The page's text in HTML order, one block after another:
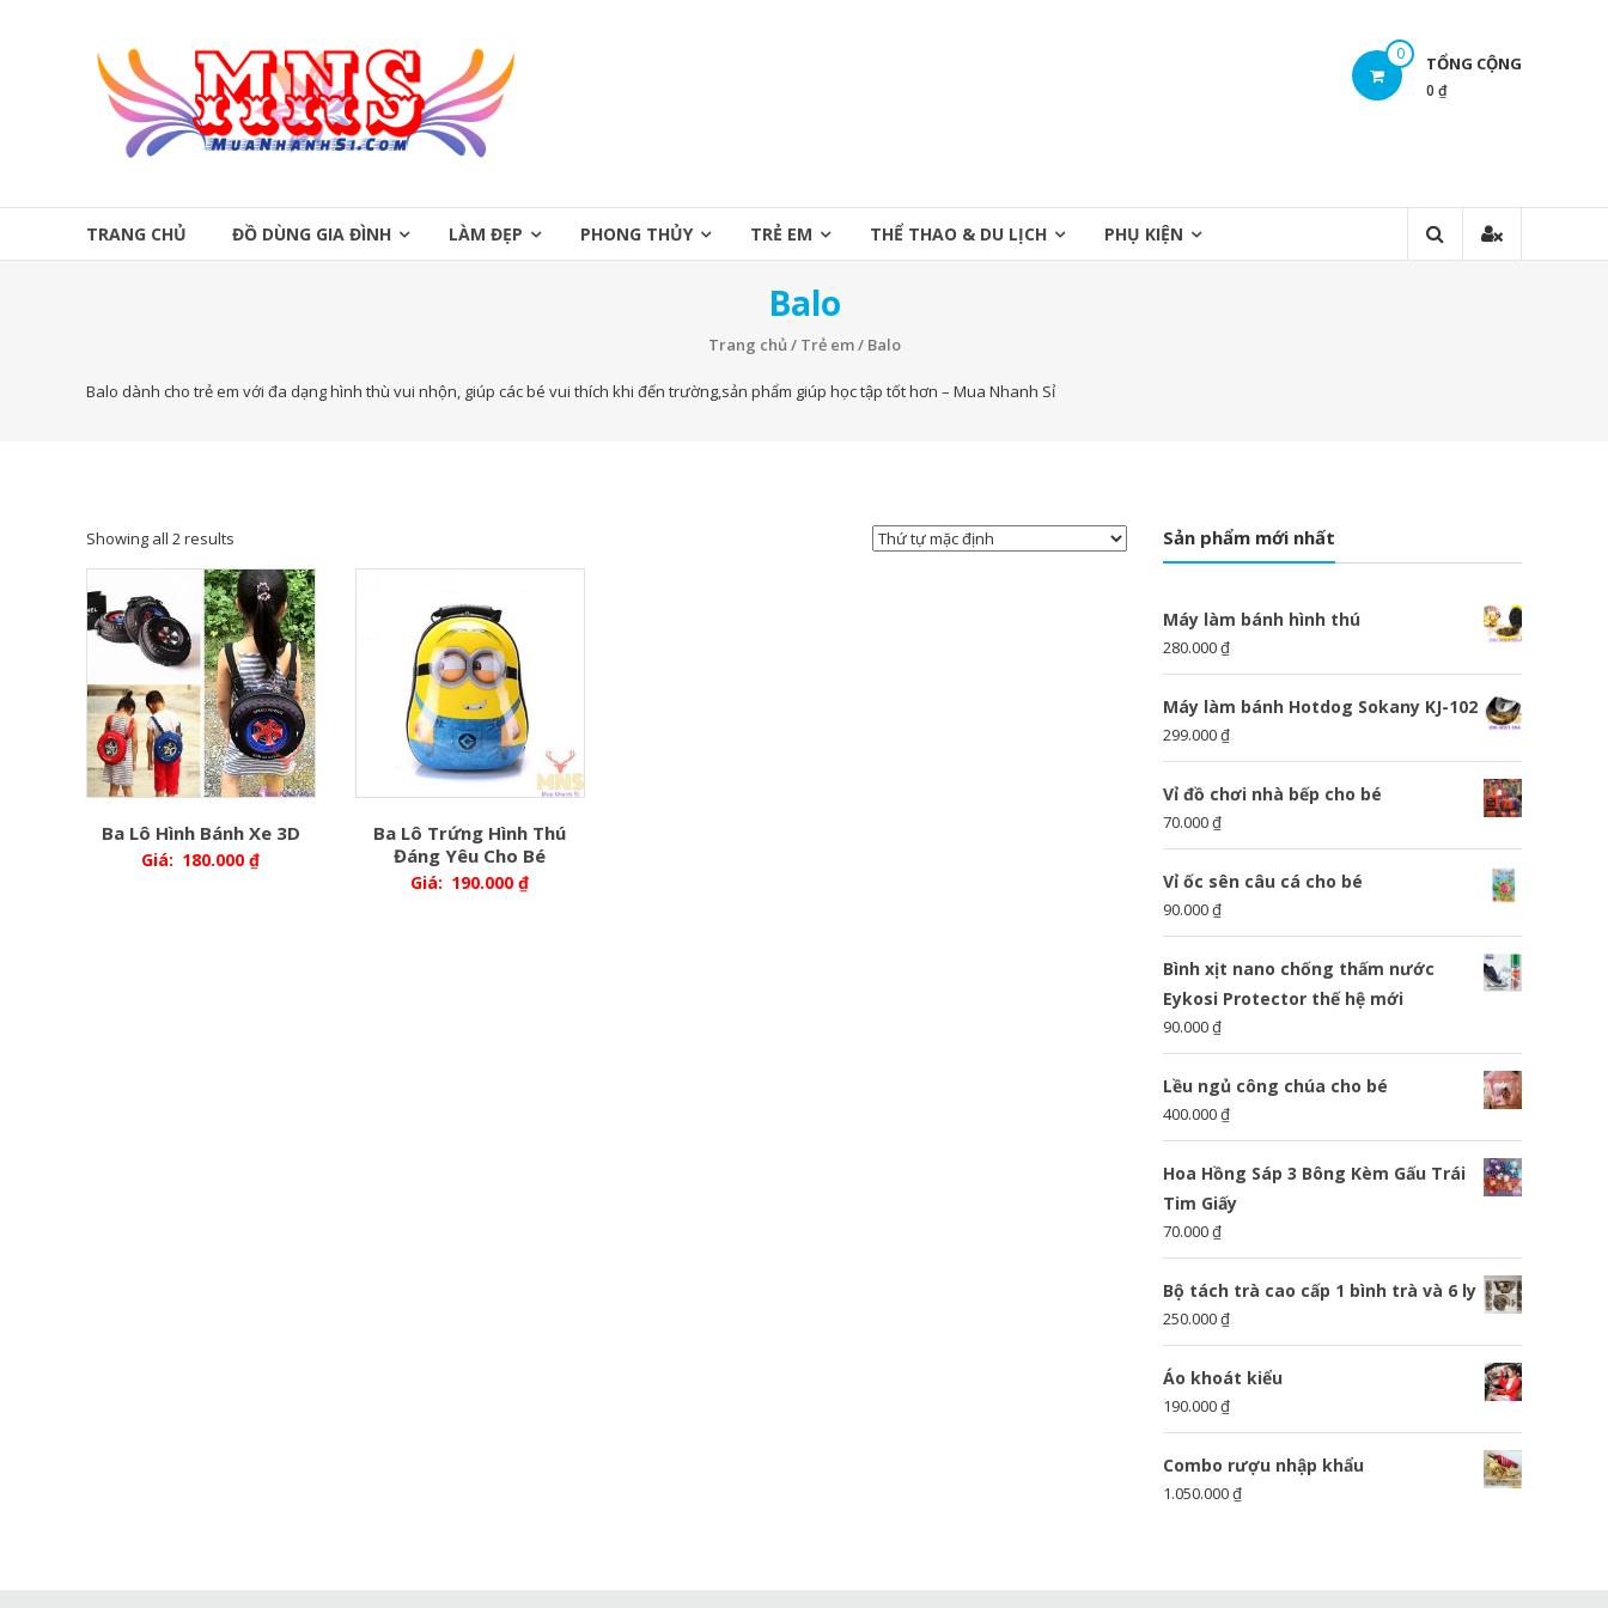
Mua
Nhanh
Nhanh
Sĩ
0 TỔNG CỘNG
0 ₫
TRANG CHỦ ĐỒ DÙNG GIA ĐÌNH LÀM ĐẸP PHONG THỦY TRẺ EM THỂ THAO & DU LỊCH PHỤ KIỆN
Balo
Trang chủ / Trẻ em/ Balo
Balo dành cho trẻ em với đa dạng hình thù vui nhộn, giúp các bé vui thích khi đến trường,sản phẩm giúp học tập tốt hơn – Mua Nhanh Sỉ
Showing all 2 results
Ba Lô Hình Bánh Xe 3D
Giá: 180.000₫
Ba Lô Trứng Hình Thú
Đáng Yêu Cho Bé
Giá: 190.000₫
Sản phẩm mới nhất
Máy làm bánh hình thú
280.000₫
Máy làm bánh Hotdog Sokany KJ-102
299.000₫
Vỉ đồ chơi nhà bếp cho bé
70.000₫
Vỉ ốc sên câu cá cho bé
90.000₫
Bình xịt nano chống thấm nước
Eykosi Protector thế hệ mới
90.000₫
Lều ngủ công chúa cho bé
400.000₫
Hoa Hồng Sáp 3 Bông Kèm Gấu Trái
Tim Giấy
70.000₫
Bộ tách trà cao cấp 1 bình trà và 6 ly
250.000₫
Áo khoát kiểu
190.000₫
Combo rượu nhập khẩu
1.050.000₫